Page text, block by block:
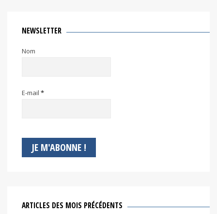
NEWSLETTER
Nom
E-mail *
ARTICLES DES MOIS PRÉCÉDENTS